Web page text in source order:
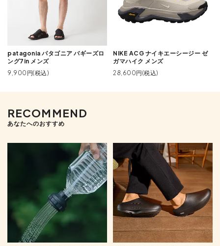
patagonia パタゴニア バギーズロ
ング7in メンズ
9,900円(税込)
NIKE ACG ナイキエーシージー ゼ
ガマハイク メンズ
28,600円(税込)
RECOMMEND
あなたへのおすすめ